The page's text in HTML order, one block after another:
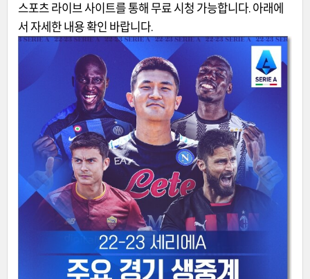
스포츠 라이브 사이트를 통해 무료 시청 가능합니다. 아래에
서 자세한 내용 확인 바랍니다.